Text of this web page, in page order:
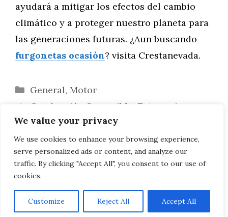
We value your privacy
We use cookies to enhance your browsing experience,
serve personalized ads or content, and analyze our
traffic. By clicking "Accept All", you consent to our use of
cookies.
Customize Reject All Accept All
ayudará a mitigar los efectos del cambio
climático y a proteger nuestro planeta para
las generaciones futuras. ¿Aun buscando
furgonetas ocasión? visita Crestanevada.
Categorías
General, Motor
Conducción Sostenible: Estrategias para
Reducir tu Huella de Carbono en el Camino
Furgonetas y su Impacto Ambiental:
Estrategias para Ser Más Sostenibles
AVISO LEGAL, POLITICA DE PRIVACIDAD, COOKIES